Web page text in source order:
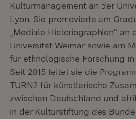
Kulturmanagement an der
Lyon. Sie promovierte am
„Mediale Historiographien“ an
Universität Weimar sowie am
für ethnologische Forschung in
Seit 2015 leitet sie die
TURN2 für künstlerische
zwischen Deutschland und
in der Kulturstiftung des